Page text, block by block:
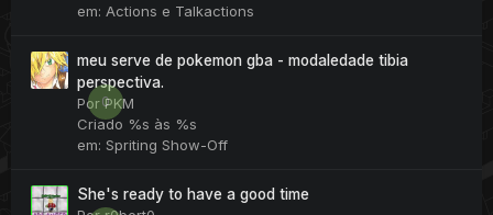
em: Actions e Talkactions
0
meu serve de pokemon gba - modaledade tibia
perspectiva.
PorPKM
Criado %s às %s
em: Spriting Show-Off
She's ready to have a good time